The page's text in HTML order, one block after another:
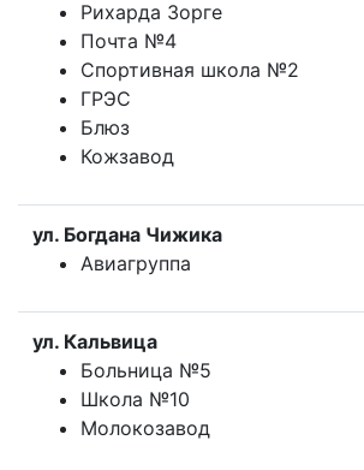
Рихарда Зорге
Почта №4
Спортивная школа №2
ГРЭС
Блюз
Кожзавод
ул. Богдана Чижика
Авиагруппа
ул. Кальвица
Больница №5
Школа №10
Молокозавод